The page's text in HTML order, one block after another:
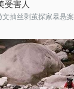
受害人
文抽丝剥茧探家暴悬案